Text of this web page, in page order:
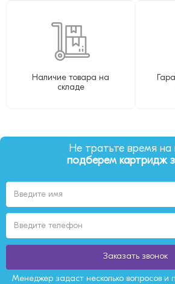
Наличие товара на
складе
Не тратьте время на
подберем картридж
Заказать звонок
Менеджер задаст несколько вопросов и